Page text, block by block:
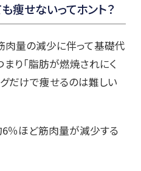
痩せないってホント？
肉量の減少に伴って基礎代
り「脂肪が燃焼されにく
グだけで痩せるのは難しい
％ほど筋肉量が減少する